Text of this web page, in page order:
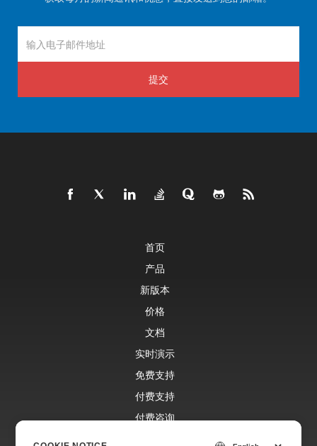
提交
首页
产品
新版本
价格
文档
实时演示
免费支持
付费支持
付费咨询